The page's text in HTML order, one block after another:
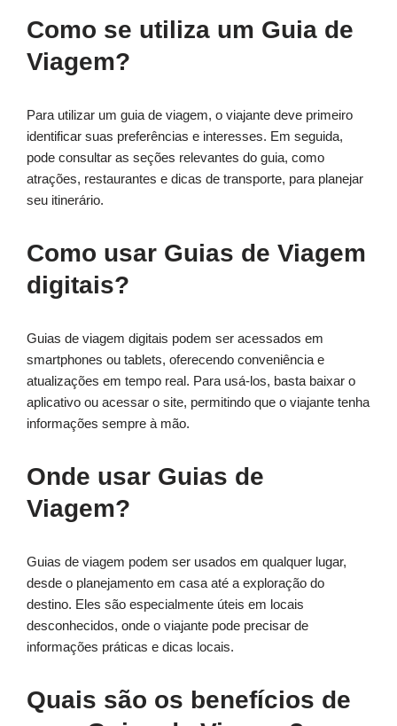
Como se utiliza um Guia de
Viagem?
Para utilizar um guia de viagem, o viajante deve primeiro
identificar suas preferências e interesses. Em seguida,
pode consultar as seções relevantes do guia, como
atrações, restaurantes e dicas de transporte, para planejar
seu itinerário.
Como usar Guias de Viagem
digitais?
Guias de viagem digitais podem ser acessados em
smartphones ou tablets, oferecendo conveniência e
atualizações em tempo real. Para usá-los, basta baixar o
aplicativo ou acessar o site, permitindo que o viajante tenha
informações sempre à mão.
Onde usar Guias de
Viagem?
Guias de viagem podem ser usados em qualquer lugar,
desde o planejamento em casa até a exploração do
destino. Eles são especialmente úteis em locais
desconhecidos, onde o viajante pode precisar de
informações práticas e dicas locais.
Quais são os benefícios de